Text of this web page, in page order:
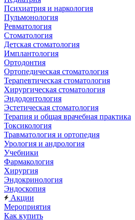
Психиатрия и наркология
Пульмонология
Ревматология
Стоматология
Детская стоматология
Имплантология
Ортодонтия
Ортопедическая стоматология
Терапевтическая стоматология
Хирургическая стоматология
Эндодонтология
Эстетическая стоматология
Терапия и общая врачебная практика
Токсикология
Травматология и ортопедия
Урология и андрология
Учебники
Фармакология
Хирургия
Эндокринология
Эндоскопия
Акции
Мероприятия
Как купить